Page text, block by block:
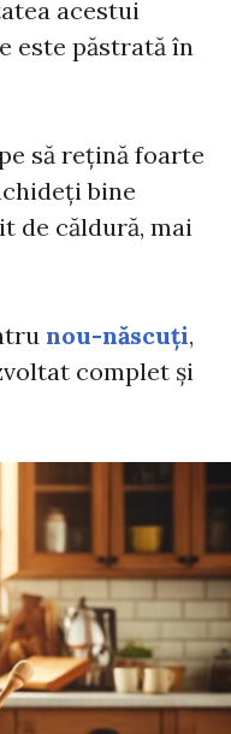
acestui
este păstrată în
să rețină foarte
bine
de căldură, mai
nou-născuți,
complet și